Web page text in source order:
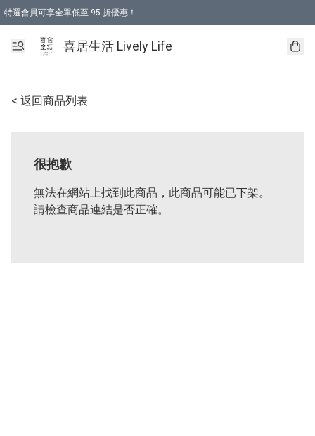
特選會員可享全單低至 95 折優惠！
購物折後滿$600免運費優惠 (減價貨品除外）
購物折後滿$320 即可免費於「順豐站」或「順豐智能櫃」自提點取貨 （冷凍食品
喜居生活 Lively Life
< 返回商品列表
很抱歉
無法在網站上找到此商品，此商品可能已下架。
請檢查商品連結是否正確。